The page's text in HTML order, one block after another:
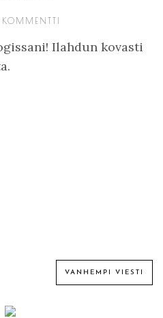
Ilahdun kovasti
VANHEMPI VIESTI